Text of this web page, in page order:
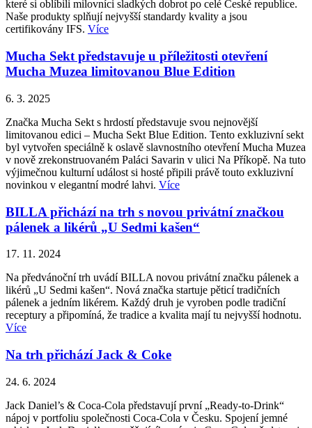
které si oblíbili milovníci sladkých dobrot po celé České republice.
Naše produkty splňují nejvyšší standardy kvality a jsou
certifikovány IFS. Více
Mucha Sekt představuje u příležitosti otevření
Mucha Muzea limitovanou Blue Edition
6. 3. 2025
Značka Mucha Sekt s hrdostí představuje svou nejnovější
limitovanou edici – Mucha Sekt Blue Edition. Tento exkluzivní sekt
byl vytvořen speciálně k oslavě slavnostního otevření Mucha Muzea
v nově zrekonstruovaném Paláci Savarin v ulici Na Příkopě. Na tuto
výjimečnou kulturní událost si hosté připili právě touto exkluzivní
novinkou v elegantní modré lahvi. Více
BILLA přichází na trh s novou privátní značkou
pálenek a likérů „U Sedmi kašen“
17. 11. 2024
Na předvánoční trh uvádí BILLA novou privátní značku pálenek a
likérů „U Sedmi kašen“. Nová značka startuje pěticí tradičních
pálenek a jedním likérem. Každý druh je vyroben podle tradiční
receptury a připomíná, že tradice a kvalita mají tu nejvyšší hodnotu.
Více
Na trh přichází Jack & Coke
24. 6. 2024
Jack Daniel’s & Coca-Cola představují první „Ready-to-Drink“
nápoj v portfoliu společnosti Coca-Cola v Česku. Spojení jemné